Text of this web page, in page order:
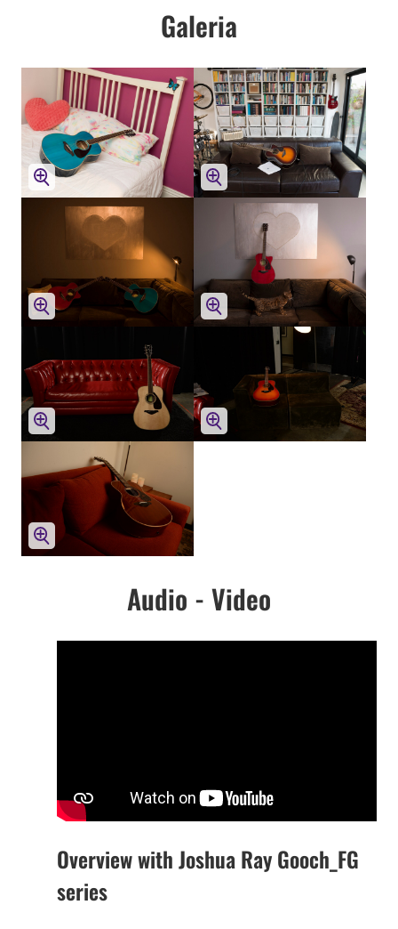
Galeria
Audio - Video
Overview with Joshua Ray Gooch_FG
series